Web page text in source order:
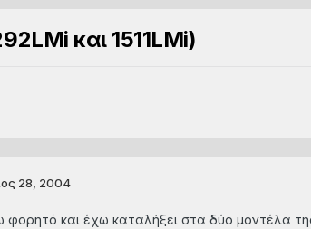
και 1511LMi)
28, 2004
και έχω καταλήξει στα δύο μοντέλα της